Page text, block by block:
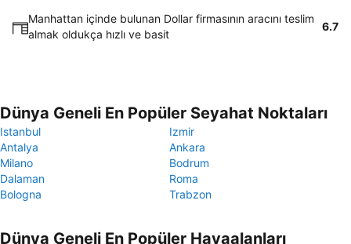
Manhattan içinde bulunan Dollar firmasının aracını teslim
almak oldukça hızlı ve basit
6.7
Dünya Geneli En Popüler Seyahat Noktaları
Istanbul
Izmir
Antalya
Ankara
Milano
Bodrum
Dalaman
Roma
Bologna
Trabzon
Dünya Geneli En Popüler Havaalanları